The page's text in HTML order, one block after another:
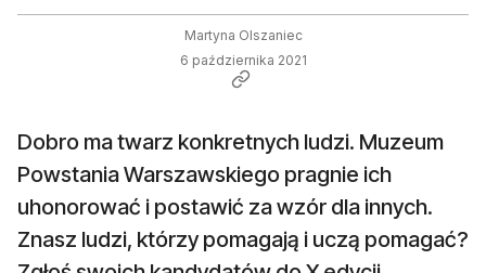
Martyna Olszaniec
6 października 2021
Dobro ma twarz konkretnych ludzi. Muzeum
Powstania Warszawskiego pragnie ich
uhonorować i postawić za wzór dla innych.
Znasz ludzi, którzy pomagają i uczą pomagać?